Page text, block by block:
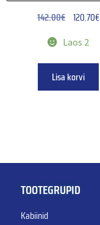
142.00€ 120.70€
Laos 2
Lisa korvi
TOOTEGRUPID
Kabiinid